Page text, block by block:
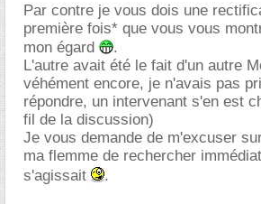
Par contre je vous dois une
première fois* que vous vous
mon égard
.
L'autre avait été le fait d'un autre
véhément encore, je n'avais pas
répondre, un intervenant s'en est
fil de la discussion)
Je vous demande de m'excuser
ma flemme de rechercher
s'agissait
.